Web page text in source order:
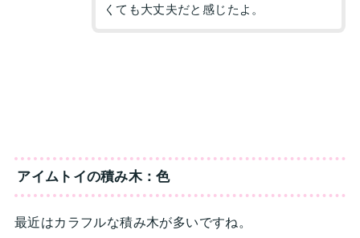
くても大丈夫だと感じたよ。
アイムトイの積み木：色
最近はカラフルな積み木が多いですね。